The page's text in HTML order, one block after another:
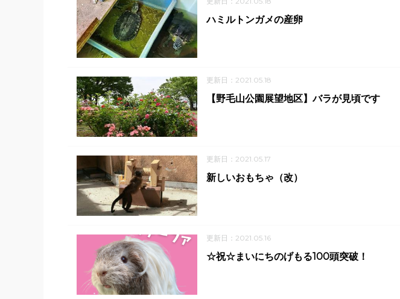
ハミルトンガメの産卵
更新日：2021.05.18
【野毛山公園展望地区】バラが見頃です
更新日：2021.05.17
新しいおもちゃ（改）
更新日：2021.05.16
☆祝☆まいにちのげもる100頭突破！